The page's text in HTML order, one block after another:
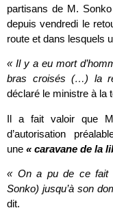
partisans de M.
depuis vendredi le
route et dans lesquels
« Il y a eu mort
bras croisés (…) la
déclaré le ministre à la
Il a fait valoir que
d’autorisation
une « caravane de la
« On a pu de ce fait
Sonko) jusqu’à son
dit.